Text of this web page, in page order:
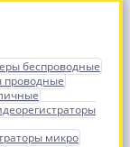
беспроводные
проводные
микро